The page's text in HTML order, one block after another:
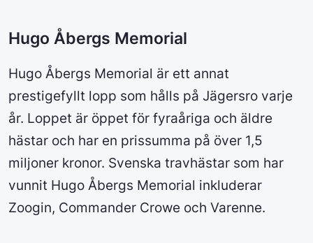
Hugo Åbergs Memorial
Hugo Åbergs Memorial är ett annat
prestigefyllt lopp som hålls på Jägersro varje
år. Loppet är öppet för fyraåriga och äldre
hästar och har en prissumma på över 1,5
miljoner kronor. Svenska travhästar som har
vunnit Hugo Åbergs Memorial inkluderar
Zoogin, Commander Crowe och Varenne.